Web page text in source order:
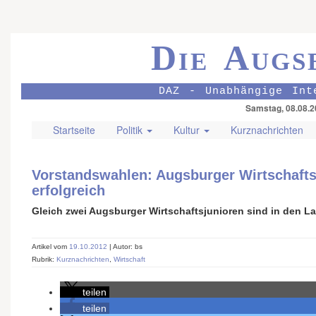
Die
DAZ - Unabhängige
Samstag,
Startseite Politik Kultur Kurznachrichten
Vorstandswahlen: Augsburger
erfolgreich
Gleich zwei Augsburger Wirtschafts­junioren sind in den
Artikel vom 19.10.2012 | Autor: bs
Rubrik: Kurznachrichten Wirtschaft
teilen
teilen